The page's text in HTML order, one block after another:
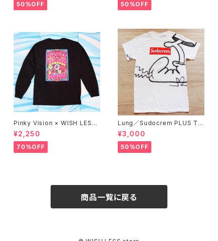
50%OFF 50%OFF
Pinky Vision × WISH LESS
／Long sleeve T-shirt (BLA
CK)
¥2,250
70%OFF
Lung／Sudocrem PLUS T-
shirt_02
¥3,000
50%OFF
商品一覧に戻る